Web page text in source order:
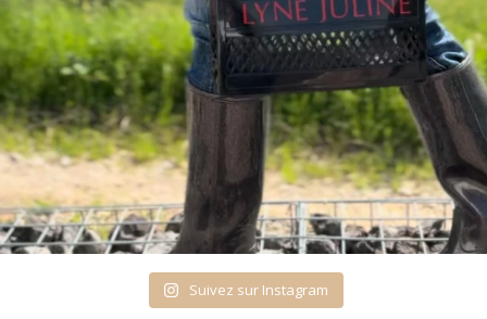
Suivez sur Instagram